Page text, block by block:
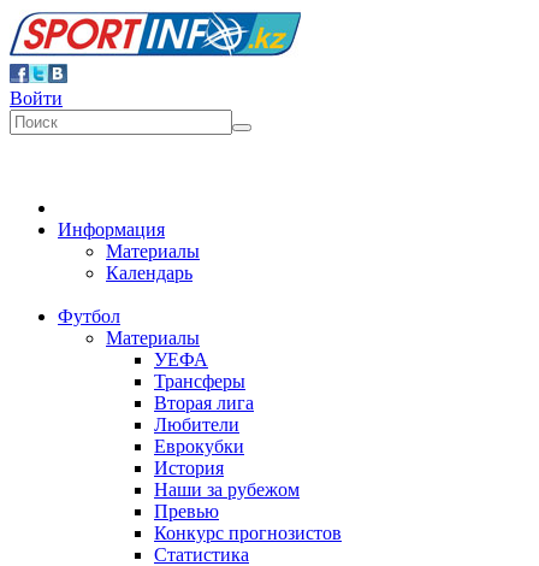
Войти
Информация
Материалы
Календарь
Футбол
Материалы
УЕФА
Трансферы
Вторая лига
Любители
Еврокубки
История
Наши за рубежом
Превью
Конкурс прогнозистов
Статистика